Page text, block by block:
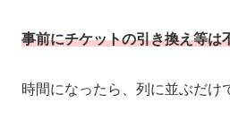
事前にチケットの引き換え等は
時間になったら、列に並ぶだけ